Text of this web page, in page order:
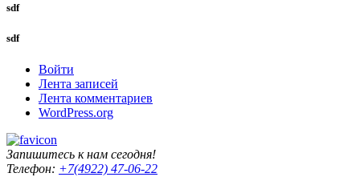
sdf
sdf
Войти
Лента записей
Лента комментариев
WordPress.org
Запишитесь к нам сегодня!
Телефон: +7(4922) 47-06-22